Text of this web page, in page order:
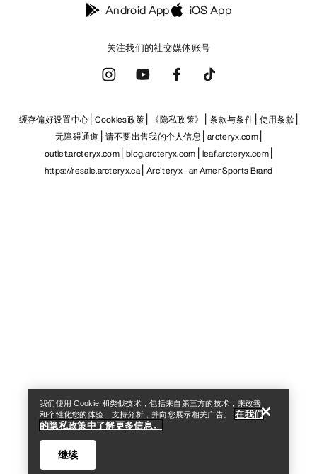
关注我们的社交媒体账号
Android App iOS App
缓存偏好设置中心 Cookies政策 《隐私政策》 条款与条件 使用条款
无障碍通道
请不要出售我的个人信息 arcteryx.com
outlet.arcteryx.com blog.arcteryx.com leaf.arcteryx.com
https://resale.arcteryx.ca Arc'teryx - an Amer Sports Brand
我们使用 Cookie 和类似技术，包括来自第三方的技术，来改善
和个性化您的体验、支持分析，并向您展示相关广告。
在我们
的隐私政策中了解更多信息。
继续